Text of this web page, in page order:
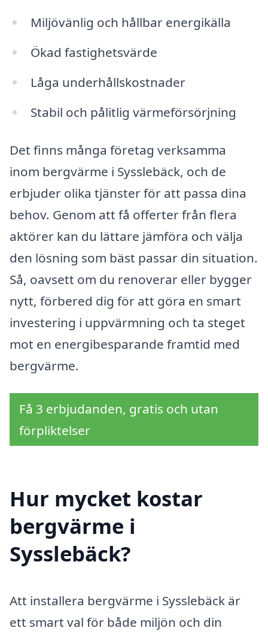
Miljövänlig och hållbar energikälla
Ökad fastighetsvärde
Låga underhållskostnader
Stabil och pålitlig värmeförsörjning
Det finns många företag verksamma
inom bergvärme i Sysslebäck, och de
erbjuder olika tjänster för att passa dina
behov. Genom att få offerter från flera
aktörer kan du lättare jämföra och välja
den lösning som bäst passar din situation.
Så, oavsett om du renoverar eller bygger
nytt, förbered dig för att göra en smart
investering i uppvärmning och ta steget
mot en energibesparande framtid med
bergvärme.
Få 3 erbjudanden, gratis och utan
förpliktelser
Hur mycket kostar
bergvärme i
Sysslebäck?
Att installera bergvärme i Sysslebäck är
ett smart val för både miljön och din